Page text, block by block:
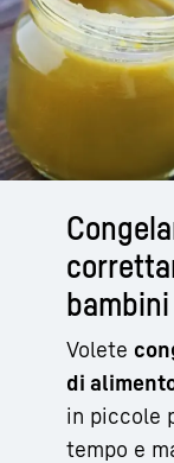
bambini
Volete
di
in piccole
tempo e